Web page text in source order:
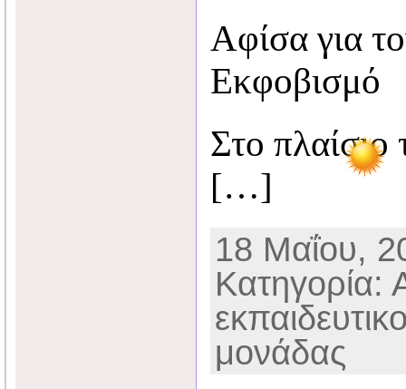
Αφίσα για
Εκφοβισμό
Στο
[…]
18 Μαΐου,
Κατηγορία:
μονάδας